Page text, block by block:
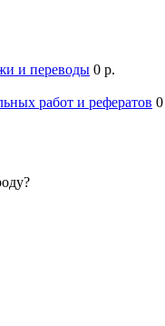
и переводы 0 р.
работ и рефератов